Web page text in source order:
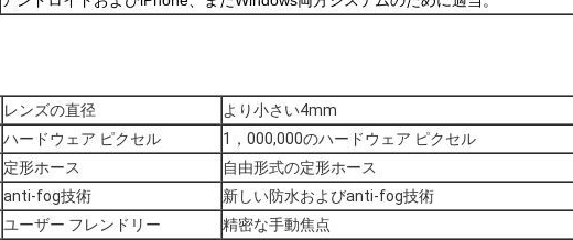
レンズの直径
より小さい4mm
ハードウェア ピクセル
1，000,000のハードウェア ピクセル
定形ホース
自由形式の定形ホース
anti-fog技術
新しい防水およびanti-fog技術
ユーザー フレンドリー
精密な手動焦点